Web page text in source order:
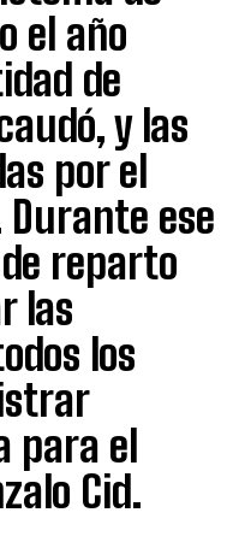
el año
de
y las
por el
ese
reparto
las
los
para el
Cid.